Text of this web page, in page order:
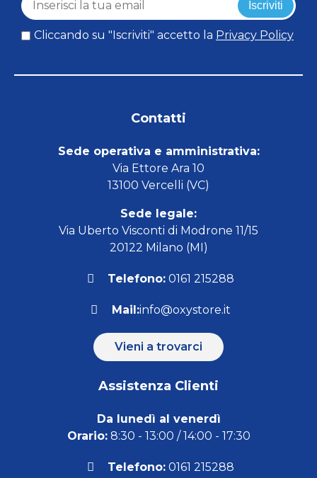
Iscriviti
Cliccando su "Iscriviti" accetto la Privacy Policy
Contatti
Sede operativa e amministrativa:
Via Ettore Ara 10
13100 Vercelli (VC)
Sede legale:
Via Uberto Visconti di Modrone 11/15
20122 Milano (MI)
Telefono: 0161 215288
Mail:info@oxystore.it
Vieni a trovarci
Assistenza Clienti
Da lunedì al venerdì
Orario:8:30 - 13:00 / 14:00 - 17:30
Telefono: 0161 215288